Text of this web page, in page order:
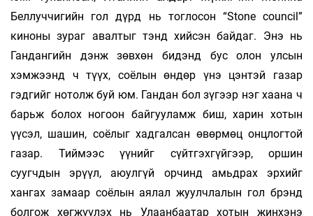
Беллуччигийн гол дүрд нь тоглосон “Stone сouncil”
киноны зураг авалтыг тэнд хийсэн байдаг. Энэ нь
Гандангийн дэнж зөвхөн бидэнд бус олон улсын
хэмжээнд ч түүх, соёлын өндөр үнэ цэнтэй газар
гэдгийг нотолж буй юм. Гандан бол зүгээр нэг хаана ч
барьж болох ногоон байгууламж биш, харин хотын
үүсэл, шашин, соёлыг хадгалсан өвөрмөц онцлогтой
газар. Тиймээс үүнийг сүйтгэхгүйгээр, оршин
суугчдын эрүүл, аюулгүй орчинд амьдрах эрхийг
хангах замаар соёлын аялал жуулчлалын гол брэнд
болгож хөгжүүлэх нь Улаанбаатар хотын жинхэнэ